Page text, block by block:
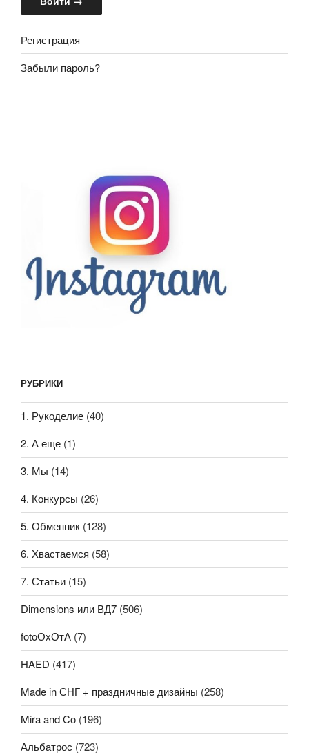
Регистрация
Забыли пароль?
РУБРИКИ
1. Рукоделие (40)
2. А еще (1)
3. Мы (14)
4. Конкурсы (26)
5. Обменник (128)
6. Хвастаемся (58)
7. Статьи (15)
Dimensions или ВД7 (506)
fotoОхОтА (7)
HAED (417)
Made in СНГ + праздничные дизайны (258)
Mira and Co (196)
Альбатрос (723)